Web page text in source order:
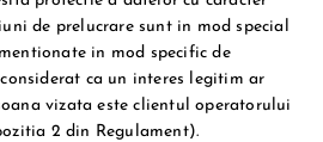
de prelucrare sunt in mod special
in mod specific de
ca un interes legitim ar
vizata este clientul operatorului
2 din Regulament).